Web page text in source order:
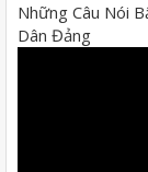
Những Câu Nói
Dân Đảng